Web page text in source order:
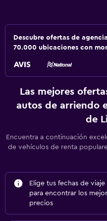
Descubre ofertas de
70.000 ubicaciones con
Las mejores
autos de arriendo
de
Encuentra a continuación
de vehículos de renta
Elige tus fechas de viaje
para encontrar los
precios